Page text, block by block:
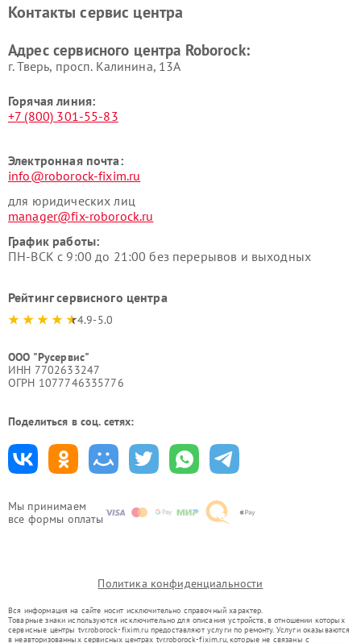
Мы принимаем
все формы оплаты
Контакты сервис центра
Адрес сервисного центра Roborock:
г. Тверь, просп. Калинина, 13А
Горячая линия:
+7 (800) 301-55-83
Электронная почта:
info@roborock-fixim.ru
для юридических лиц
manager@fix-roborock.ru
График работы:
ПН-ВСК с 9:00 до 21:00 без перерывов и выходных
Рейтинг сервисного центра
4.9-5.0
ООО "Русервис"
ИНН 7702633247
ОГРН 1077746335776
Поделиться в соц. сетях:
Политика конфиденциальности
Вся информация на сайте носит исключительно справочный характер.
Товарные знаки используются исключительно для описания устройств, в отношении которых
сервисные центры tvr.roborock-fixim.ru предоставляют услуги по ремонту. Услуги оказываются
в неавторизованных сервисных центрах tvr.roborock-fixim.ru, которые не связаны с